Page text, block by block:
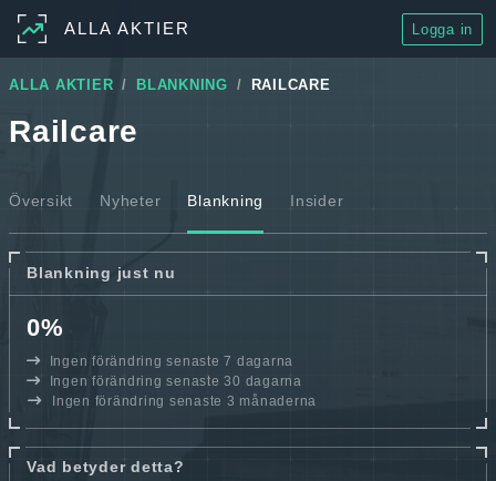
ALLA AKTIER Logga in
ALLA AKTIER BLANKNING RAILCARE
Railcare
Översikt Nyheter Blankning Insider
Blankning just nu
0%
Ingen förändring senaste 7 dagarna
Ingen förändring senaste 30 dagarna
Ingen förändring senaste 3 månaderna
Vad betyder detta?